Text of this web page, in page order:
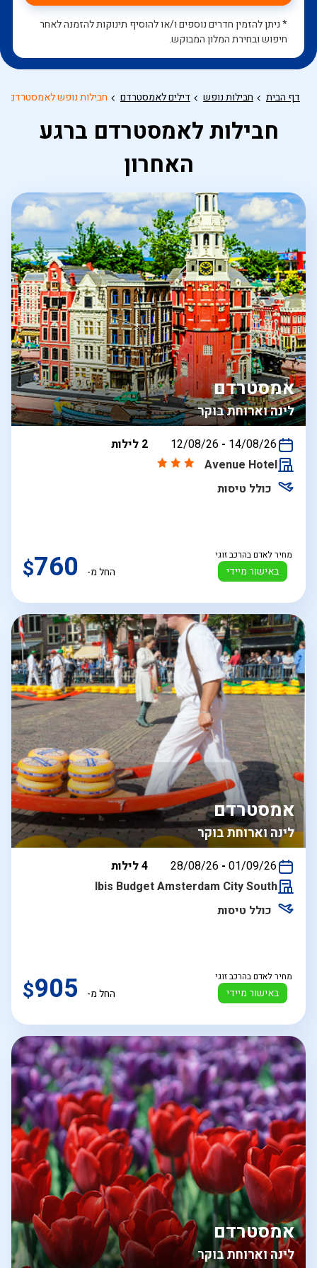
* ניתן להזמין חדרים נוספים ו/או להוסיף תינוקות להזמנה לאחר
חיפוש ובחירת המלון המבוקש.
דף הבית חבילות נופש דילים לאמסטרדם חבילות נופש לאמסטרדם
חבילות לאמסטרדם ברגע
האחרון
לינה וארוחת בוקר
אמסטרדם
בין
12/08/26 - 14/08/26
2 לילות
Avenue Hotel
כולל טיסות
באישור מיידי
מחיר לאדם בהרכב זוגי
החל מ- $760
לינה וארוחת בוקר
אמסטרדם
בין
28/08/26 - 01/09/26
4 לילות
Ibis Budget Amsterdam City South
כולל טיסות
באישור מיידי
מחיר לאדם בהרכב זוגי
החל מ- $905
לינה וארוחת בוקר
אמסטרדם